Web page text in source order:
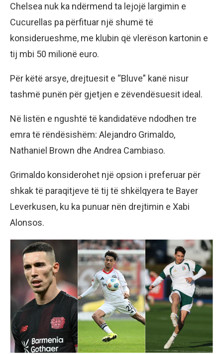
Chelsea nuk ka ndërmend ta lejojë largimin e
Cucurellas pa përfituar një shumë të
konsiderueshme, me klubin që vlerëson kartonin e
tij mbi 50 milionë euro.
Për këtë arsye, drejtuesit e “Bluve” kanë nisur
tashmë punën për gjetjen e zëvendësuesit ideal.
Në listën e ngushtë të kandidatëve ndodhen tre
emra të rëndësishëm: Alejandro Grimaldo,
Nathaniel Brown dhe Andrea Cambiaso.
Grimaldo konsiderohet një opsion i preferuar për
shkak të paraqitjeve të tij të shkëlqyera te Bayer
Leverkusen, ku ka punuar nën drejtimin e Xabi
Alonsos.